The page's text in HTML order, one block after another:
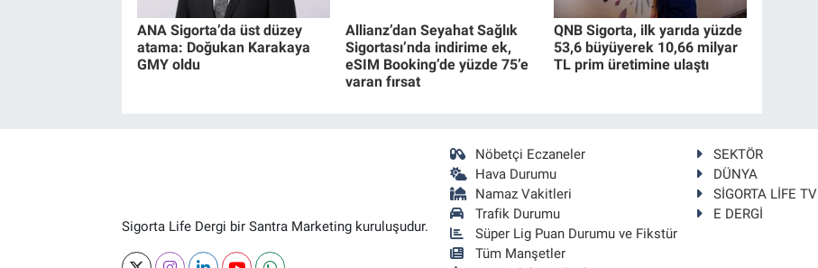
ANA Sigorta’da üst düzey
atama: Doğukan Karakaya
GMY oldu
Allianz’dan Seyahat Sağlık
Sigortası’nda indirime ek,
eSIM Booking’de yüzde 75’e
varan fırsat
QNB Sigorta, ilk yarıda yüzde
53,6 büyüyerek 10,66 milyar
TL prim üretimine ulaştı
Sigorta Life Dergi bir Santra Marketing kuruluşudur.
Nöbetçi Eczaneler
Hava Durumu
Namaz Vakitleri
Trafik Durumu
Süper Lig Puan Durumu ve Fikstür
Tüm Manşetler
SEKTÖR
DÜNYA
SİGORTA LİFE TV
E DERGİ